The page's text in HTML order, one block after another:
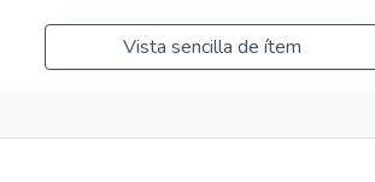
Vista sencilla de ítem